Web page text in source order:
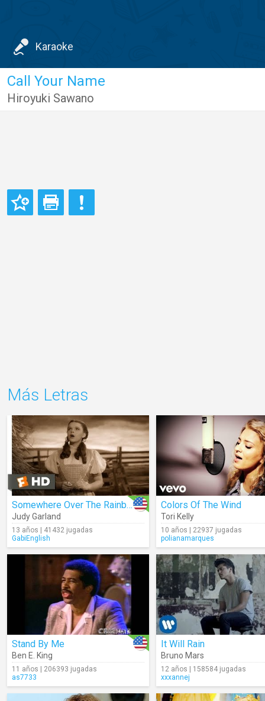
Karaoke
Call Your Name
Hiroyuki Sawano
Más Letras
Somewhere Over The Rainbow
Judy Garland
13 años | 41432 jugadas
GabiEnglish
Colors Of The Wind
Tori Kelly
10 años | 22937 jugadas
polianamarques
Stand By Me
Ben E. King
11 años | 206393 jugadas
as7733
It Will Rain
Bruno Mars
12 años | 158584 jugadas
xxxannej